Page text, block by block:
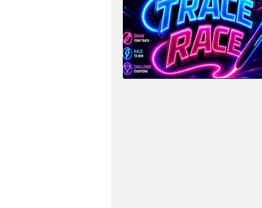
Mаджонг дименсионс